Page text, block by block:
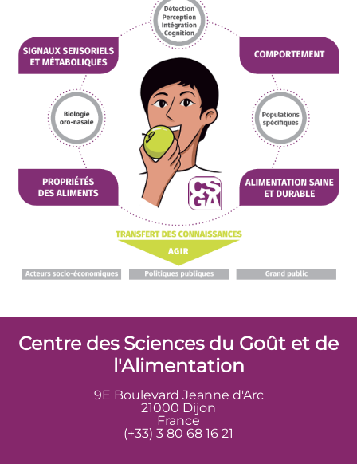
Centre des Sciences du Goût et de
l'Alimentation
9E Boulevard Jeanne d'Arc
21000 Dijon
France
(+33) 3 80 68 16 21